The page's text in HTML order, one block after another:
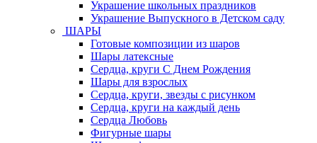
Украшение школьных праздников
Украшение Выпускного в Детском саду
ШАРЫ
Готовые композиции из шаров
Шары латексные
Сердца, круги С Днем Рождения
Шары для взрослых
Сердца, круги, звезды с рисунком
Сердца, круги на каждый день
Сердца Любовь
Фигурные шары